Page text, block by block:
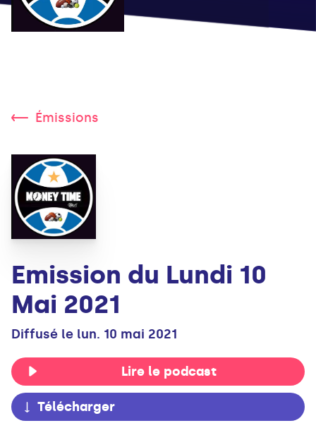
Émissions
Emission du Lundi 10
Mai 2021
Diffusé le lun. 10 mai 2021
Lire le podcast
Télécharger